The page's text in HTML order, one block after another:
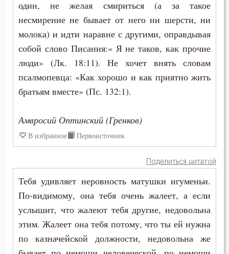
Осуждение
Отчаяние
Очищение
Падение
Память
Печаль
Печаль по Богу
Плач
Плоть
Подвиг
Подвижничество
один, не желая смириться (а за такое
несмирение не бывает от него ни шерсти, ни
молока) и идти наравне с другими, оправдывая
собой слово Писания:« Я не таков, как прочие
люди» (Лк. 18:11). Не хочет внять словам
псалмопевца: «Как хорошо и как приятно жить
братьям вместе» (Пс. 132:1).
Амвросий Оптинский (Гренков)
В избранное Первоисточник
Поделиться цитатой
Тебя удивляет неровность матушки игуменьи.
По-видимому, она тебя очень жалеет, а если
услышит, что жалеют тебя другие, недовольна
этим. Жалеет она тебя потому, что ты ей нужна
по казначейской должности, недовольна же